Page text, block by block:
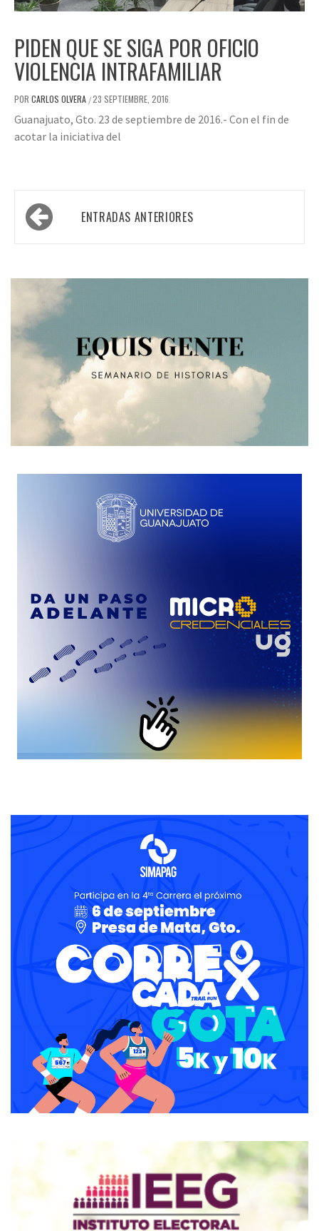
PIDEN QUE SE SIGA POR OFICIO
VIOLENCIA INTRAFAMILIAR
POR CARLOS OLVERA /23 SEPTIEMBRE, 2016
Guanajuato, Gto. 23 de septiembre de 2016.- Con el fin de
acotar la iniciativa del
Navegación
de ENTRADAS ANTERIORES